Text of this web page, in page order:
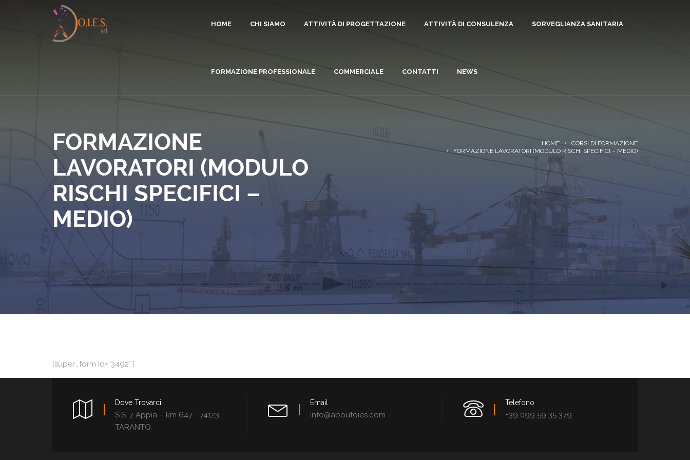
HOME CHI SIAMO ATTIVITÀ DI PROGETTAZIONE ATTIVITÀ DI CONSULENZA SORVEGLIANZA SANITARIA
FORMAZIONE PROFESSIONALE COMMERCIALE CONTATTI NEWS
FORMAZIONE
LAVORATORI (MODULO
RISCHI SPECIFICI –
MEDIO)
CORSI DI FORMAZIONE
FORMAZIONE LAVORATORI (MODULO RISCHI SPECIFICI – MEDIO)
[super_form id=”3492″]
Dove Trovarci
S.S. 7 Appia – km 647 - 74123
TARANTO
Email
info@aboutoies.com
Telefono
+39 099 59 35 379